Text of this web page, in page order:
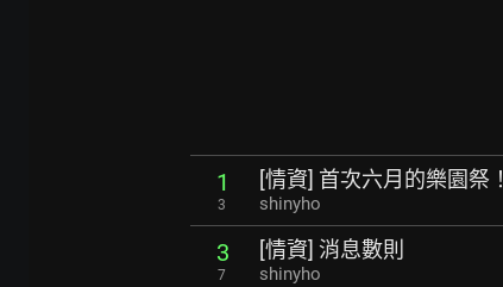
1
3
[情資] 首次六月的樂園祭！
shinyho
3
7
[情資] 消息數則
shinyho